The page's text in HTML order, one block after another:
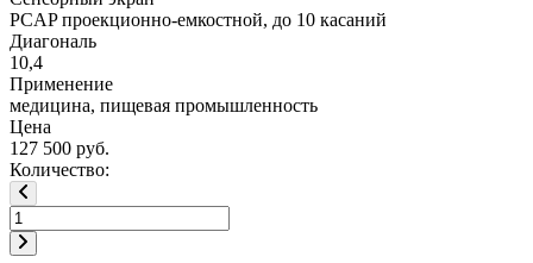
PCAP проекционно-емкостной, до 10 касаний
Диагональ
10,4
Применение
медицина, пищевая промышленность
Цена
127 500 руб.
Количество: